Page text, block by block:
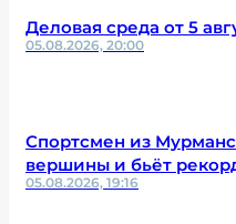
Деловая среда от 5
05.08.2026, 20:00
Спортсмен из
вершины и бьёт
05.08.2026, 19:16